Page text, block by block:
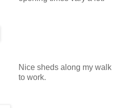
Nice sheds along my walk
to work.